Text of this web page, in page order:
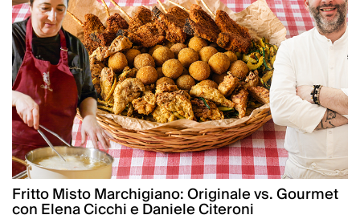
Fritto Misto Marchigiano: Originale vs. Gourmet
con Elena Cicchi e Daniele Citeroni